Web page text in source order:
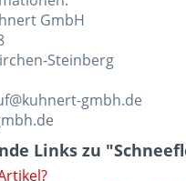
GmbH
Steinberg
gmbh.de
Links zu